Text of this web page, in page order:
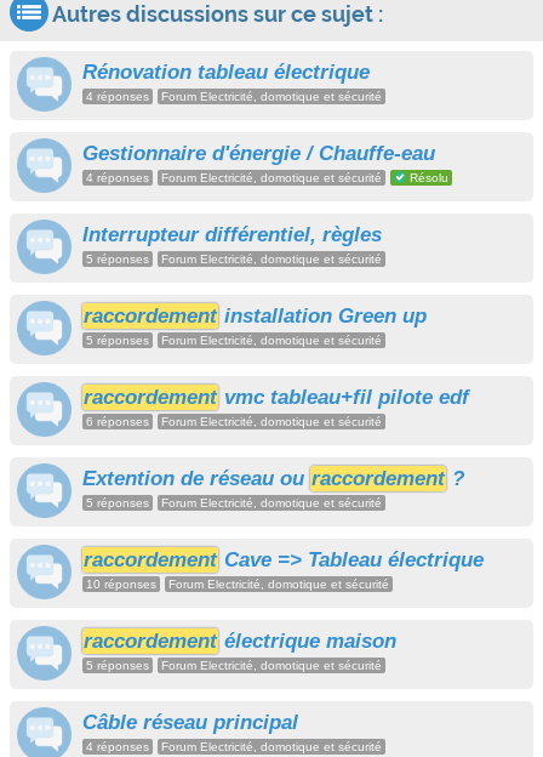
Autres discussions sur ce sujet :
Rénovation tableau électrique
4 réponses Forum Electricité, domotique et sécurité
Gestionnaire d'énergie / Chauffe-eau
4 réponses Forum Electricité, domotique et sécurité Résolu
Interrupteur différentiel, règles
5 réponses Forum Electricité, domotique et sécurité
raccordement installation Green up
5 réponses Forum Electricité, domotique et sécurité
raccordement vmc tableau+fil pilote edf
6 réponses Forum Electricité, domotique et sécurité
Extention de réseau ou raccordement ?
5 réponses Forum Electricité, domotique et sécurité
raccordement Cave => Tableau électrique
10 réponses Forum Electricité, domotique et sécurité
raccordement électrique maison
5 réponses Forum Electricité, domotique et sécurité
Câble réseau principal
4 réponses Forum Electricité, domotique et sécurité